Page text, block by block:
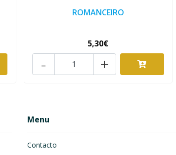
ROMANCEIRO
5,30€
+
-
Menu
Contacto